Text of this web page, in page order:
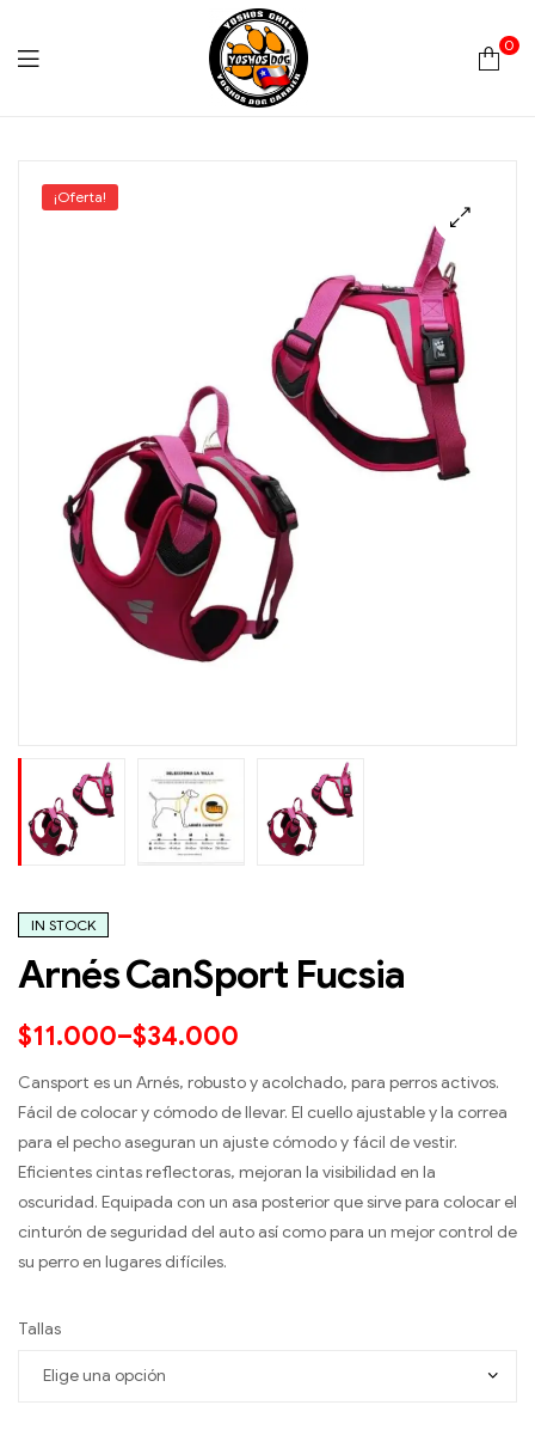
0
¡Oferta!
IN STOCK
Arnés CanSport Fucsia
$11.000–$34.000
Cansport es un Arnés, robusto y acolchado, para perros activos.
Fácil de colocar y cómodo de llevar. El cuello ajustable y la correa
para el pecho aseguran un ajuste cómodo y fácil de vestir.
Eficientes cintas reflectoras, mejoran la visibilidad en la
oscuridad. Equipada con un asa posterior que sirve para colocar el
cinturón de seguridad del auto así como para un mejor control de
su perro en lugares difíciles.
Tallas